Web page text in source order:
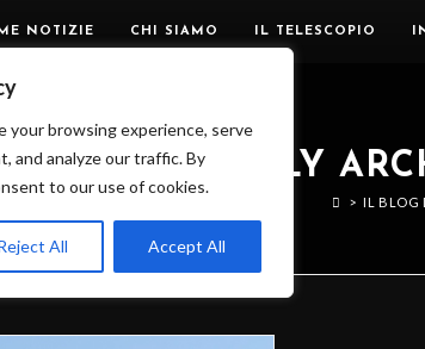
your browsing experience, serve
and analyze our traffic. By
to our use of cookies.
All Accept All
NOTIZIE CHI SIAMO IL TELESCOPIO
DAILY
> IL BLOG